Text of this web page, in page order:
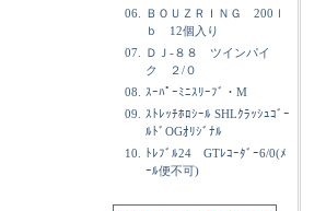
06.
ＢＯＵＺＲＩＮＧ 200ｌ
ｂ 12個入り
07.
ＤＪ-８８ ツインパイ
ク ２/０
08.
ｽｰﾊﾟｰﾐﾆｽﾘｰﾌﾞ・M
09.
ｽﾄﾚｯﾁﾎﾛｼｰﾙ SHLｸﾗｯｼｭｺﾞｰ
ﾙﾄﾞOGｵﾘｼﾞﾅﾙ
10.
ﾄﾚﾌﾞﾙ24 GTﾚｺｰﾀﾞｰ6/0(ﾒ
ｰﾙ便不可)